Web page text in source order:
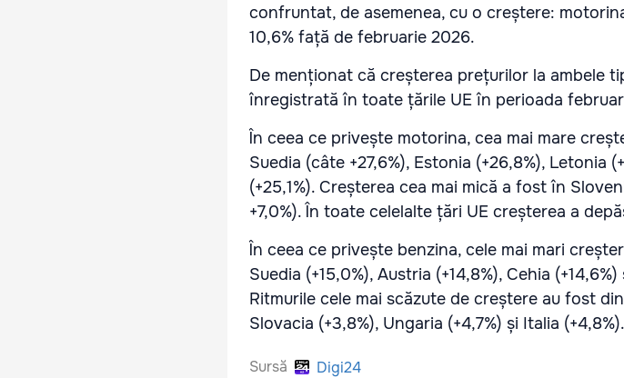
confruntat, de asemenea, cu o creștere:
10,6% față de februarie 2026.
De menționat că creșterea prețurilor la ambele
înregistrată în toate țările UE în perioada
În ceea ce privește motorina, cea mai mare
Suedia (câte +27,6%), Estonia (+26,8%), Letonia
(+25,1%). Creșterea cea mai mică a fost în
+7,0%). În toate celelalte țări UE creșterea a
În ceea ce privește benzina, cele mai mari
Suedia (+15,0%), Austria (+14,8%), Cehia
Ritmurile cele mai scăzute de creștere au fost
Slovacia (+3,8%), Ungaria (+4,7%) și Italia (+4,8%).
Sursă Digi24